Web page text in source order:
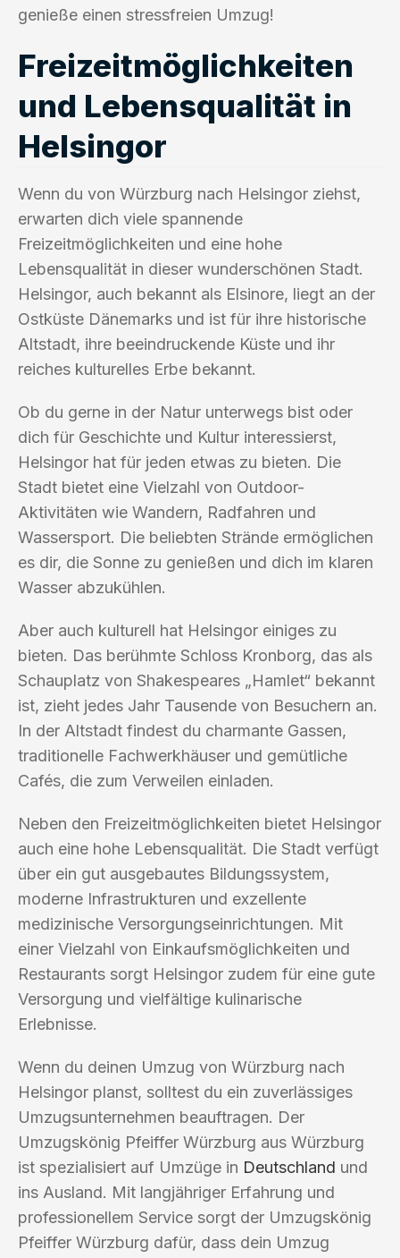
genieße einen stressfreien Umzug!
Freizeitmöglichkeiten
und Lebensqualität in
Helsingor
Wenn du von Würzburg nach Helsingor ziehst,
erwarten dich viele spannende
Freizeitmöglichkeiten und eine hohe
Lebensqualität in dieser wunderschönen Stadt.
Helsingor, auch bekannt als Elsinore, liegt an der
Ostküste Dänemarks und ist für ihre historische
Altstadt, ihre beeindruckende Küste und ihr
reiches kulturelles Erbe bekannt.
Ob du gerne in der Natur unterwegs bist oder
dich für Geschichte und Kultur interessierst,
Helsingor hat für jeden etwas zu bieten. Die
Stadt bietet eine Vielzahl von Outdoor-
Aktivitäten wie Wandern, Radfahren und
Wassersport. Die beliebten Strände ermöglichen
es dir, die Sonne zu genießen und dich im klaren
Wasser abzukühlen.
Aber auch kulturell hat Helsingor einiges zu
bieten. Das berühmte Schloss Kronborg, das als
Schauplatz von Shakespeares „Hamlet“ bekannt
ist, zieht jedes Jahr Tausende von Besuchern an.
In der Altstadt findest du charmante Gassen,
traditionelle Fachwerkhäuser und gemütliche
Cafés, die zum Verweilen einladen.
Neben den Freizeitmöglichkeiten bietet Helsingor
auch eine hohe Lebensqualität. Die Stadt verfügt
über ein gut ausgebautes Bildungssystem,
moderne Infrastrukturen und exzellente
medizinische Versorgungseinrichtungen. Mit
einer Vielzahl von Einkaufsmöglichkeiten und
Restaurants sorgt Helsingor zudem für eine gute
Versorgung und vielfältige kulinarische
Erlebnisse.
Wenn du deinen Umzug von Würzburg nach
Helsingor planst, solltest du ein zuverlässiges
Umzugsunternehmen beauftragen. Der
Umzugskönig Pfeiffer Würzburg aus Würzburg
ist spezialisiert auf Umzüge in Deutschland und
ins Ausland. Mit langjähriger Erfahrung und
professionellem Service sorgt der Umzugskönig
Pfeiffer Würzburg dafür, dass dein Umzug